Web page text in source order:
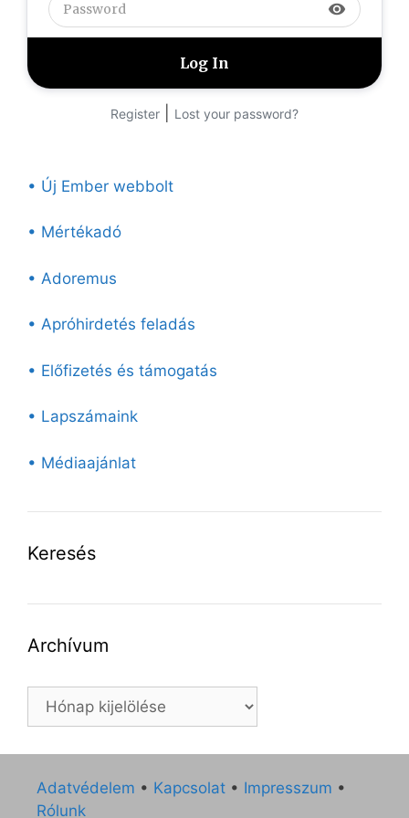
visibility
Register Lost your password?
• Új Ember webbolt
• Mértékadó
• Adoremus
• Apróhirdetés feladás
• Előfizetés és támogatás
• Lapszámaink
• Médiaajánlat
Keresés
Archívum
Archívum
Adatvédelem • Kapcsolat • Impresszum •
Rólunk